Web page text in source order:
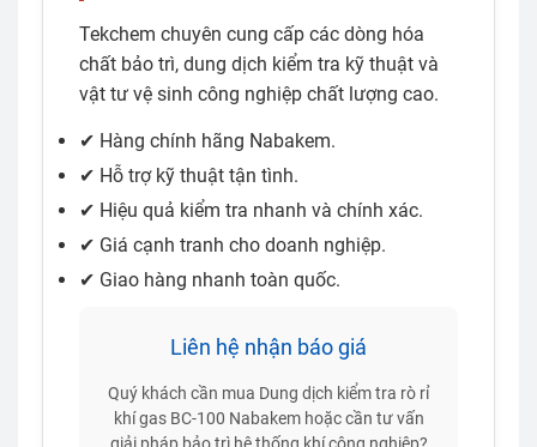
Tekchem chuyên cung cấp các dòng hóa
chất bảo trì, dung dịch kiểm tra kỹ thuật và
vật tư vệ sinh công nghiệp chất lượng cao.
✔ Hàng chính hãng Nabakem.
✔ Hỗ trợ kỹ thuật tận tình.
✔ Hiệu quả kiểm tra nhanh và chính xác.
✔ Giá cạnh tranh cho doanh nghiệp.
✔ Giao hàng nhanh toàn quốc.
Liên hệ nhận báo giá
Quý khách cần mua Dung dịch kiểm tra rò rỉ
khí gas BC-100 Nabakem hoặc cần tư vấn